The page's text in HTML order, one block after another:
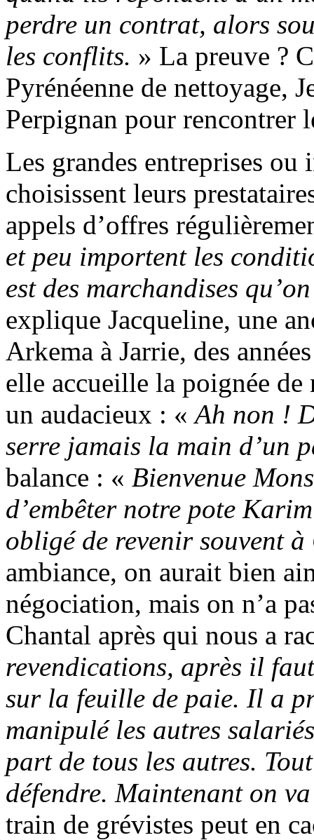
perdre un contrat, alors
les conflits. » La preuve ?
Pyrénéenne de nettoyage,
Perpignan pour rencontrer
Les grandes entreprises
choisissent leurs
appels d’offres
et peu importent les
est des marchandises
explique Jacqueline, une
Arkema à Jarrie, des
elle accueille la poignée
un audacieux : «Ah non !
serre jamais la main d’un
balance : « Bienvenue
d’embêter notre pote
obligé de revenir souvent à
ambiance, on aurait bien
négociation, mais on n’a
Chantal après qui nous a
revendications, après il
sur la feuille de paie. Il a
manipulé les autres
part de tous les autres.
défendre. Maintenant on
train de grévistes peut en